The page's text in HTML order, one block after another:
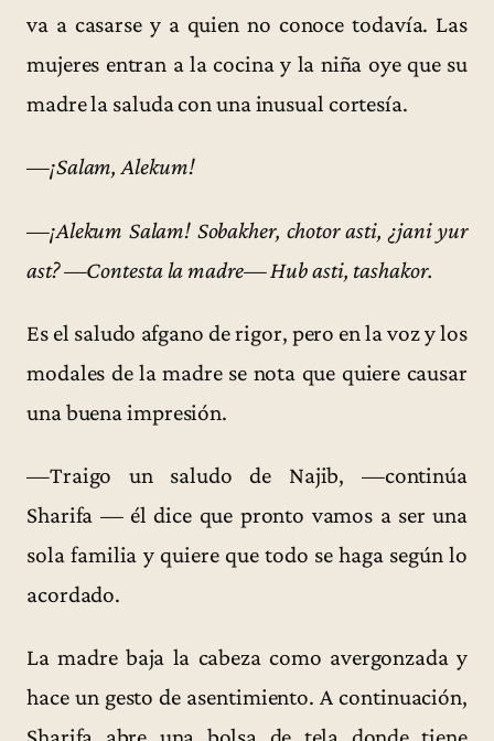
va a casarse y a quien no conoce todavía. Las
mujeres entran a la cocina y la niña oye que su
madre la saluda con una inusual cortesía.
—¡Salam, Alekum!
—¡Alekum Salam! Sobakher, chotor asti, ¿jani yur
ast? —Contesta la madre— Hub asti, tashakor.
Es el saludo afgano de rigor, pero en la voz y los
modales de la madre se nota que quiere causar
una buena impresión.
—Traigo un saludo de Najib, —continúa
Sharifa — él dice que pronto vamos a ser una
sola familia y quiere que todo se haga según lo
acordado.
La madre baja la cabeza como avergonzada y
hace un gesto de asentimiento. A continuación,